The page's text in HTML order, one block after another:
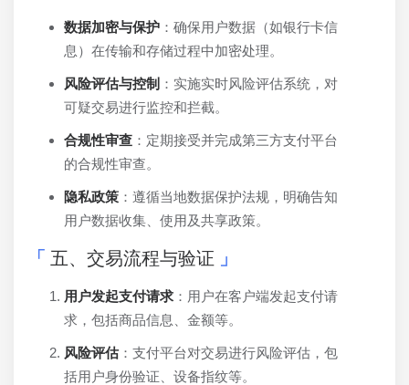
数据加密与保护 ：确保用户数据（如银行卡信
息）在传输和存储过程中加密处理。
风险评估与控制 ：实施实时风险评估系统，对
可疑交易进行监控和拦截。
合规性审查 ：定期接受并完成第三方支付平台
的合规性审查。
隐私政策 ：遵循当地数据保护法规，明确告知
用户数据收集、使用及共享政策。
五、交易流程与验证
用户发起支付请求 ：用户在客户端发起支付请
求，包括商品信息、金额等。
风险评估：支付平台对交易进行风险评估，包
括用户身份验证、设备指纹等。